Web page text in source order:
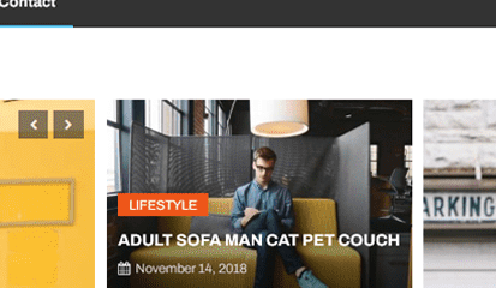
Tēmas sākumlapa